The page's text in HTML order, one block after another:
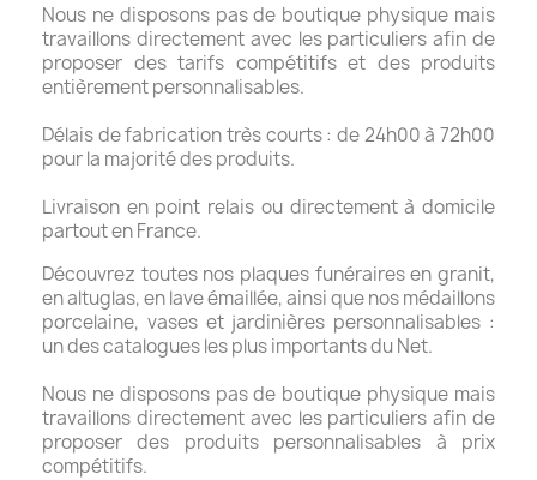
Nous ne disposons pas de boutique physique mais
travaillons directement avec les particuliers afin de
proposer des tarifs compétitifs et des produits
entièrement personnalisables.
Délais de fabrication très courts : de 24h00 à 72h00
pour la majorité des produits.
Livraison en point relais ou directement à domicile
partout en France.
Découvrez toutes nos plaques funéraires en granit,
en altuglas, en lave émaillée, ainsi que nos médaillons
porcelaine, vases et jardinières personnalisables :
un des catalogues les plus importants du Net.
Nous ne disposons pas de boutique physique mais
travaillons directement avec les particuliers afin de
proposer des produits personnalisables à prix
compétitifs.